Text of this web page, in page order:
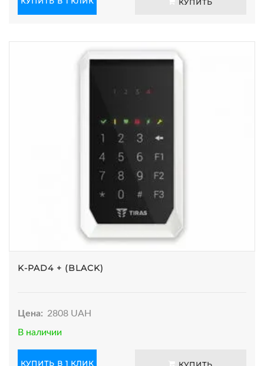
КУПИТЬ
K-PAD4 + (BLACK)
Цена: 2808 UAH
В наличии
КУПИТЬ В 1 КЛИК